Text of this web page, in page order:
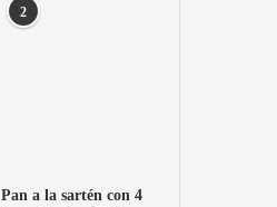
2
Pan a la sartén con 4